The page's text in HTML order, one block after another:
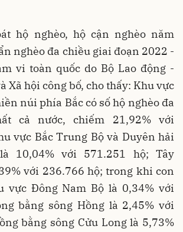
hộ nghèo, hộ cận nghèo năm
nghèo đa chiều giai đoạn 2022 -
vi toàn quốc do Bộ Lao động -
Xã hội công bố, cho thấy: Khu vực
núi phía Bắc có số hộ nghèo đa
cả nước, chiếm 21,92% với
vực Bắc Trung Bộ và Duyên hải
10,04% với 571.251 hộ; Tây
với 236.766 hộ; trong khi con
vực Đông Nam Bộ là 0,34% với
bằng sông Hồng là 2,45% với
bằng sông Cửu Long là 5,73%